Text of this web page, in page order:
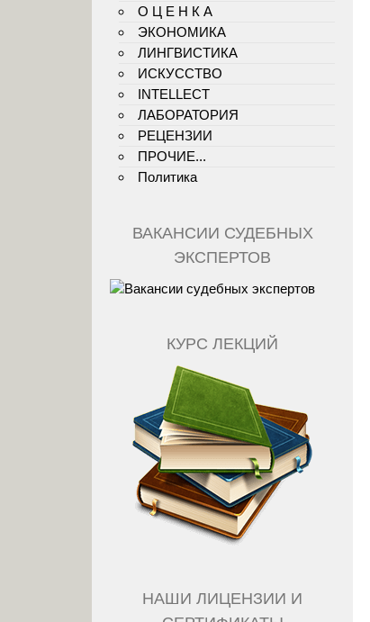
О Ц Е Н К А
ЭКОНОМИКА
ЛИНГВИСТИКА
ИСКУССТВО
INTELLECT
ЛАБОРАТОРИЯ
РЕЦЕНЗИИ
ПРОЧИЕ...
Политика
ВАКАНСИИ СУДЕБНЫХ
ЭКСПЕРТОВ
КУРС ЛЕКЦИЙ
НАШИ ЛИЦЕНЗИИ И